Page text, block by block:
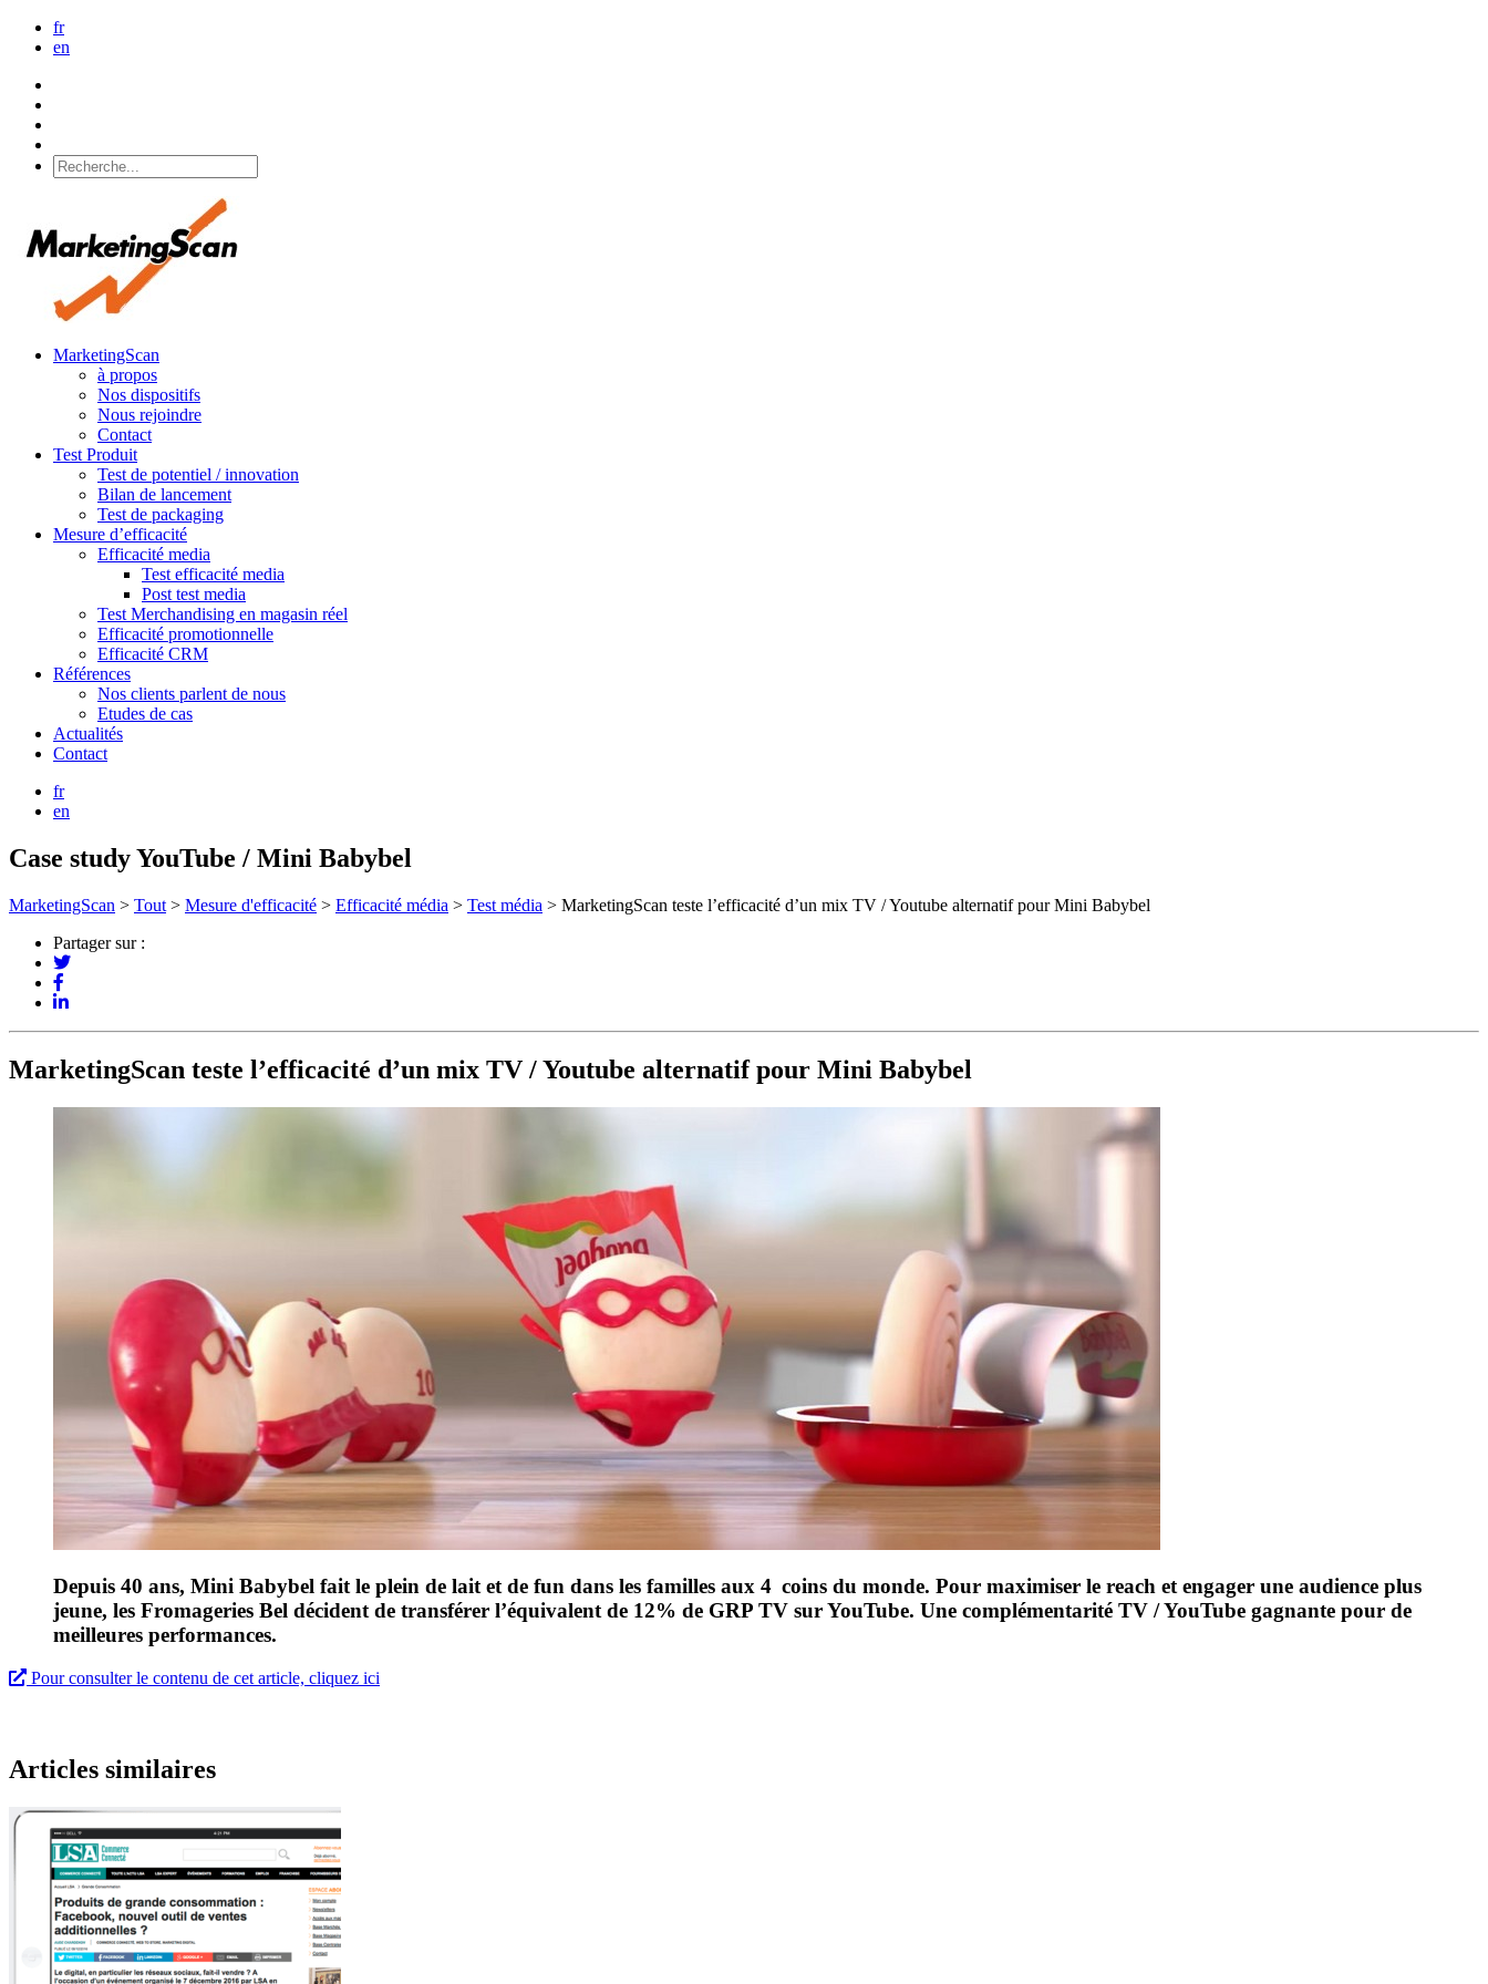
fr
en
MarketingScan
à propos
Nos dispositifs
Nous rejoindre
Contact
Test Produit
Test de potentiel / innovation
Bilan de lancement
Test de packaging
Mesure d’efficacité
Efficacité media
Test efficacité media
Post test media
Test Merchandising en magasin réel
Efficacité promotionnelle
Efficacité CRM
Références
Nos clients parlent de nous
Etudes de cas
Actualités
Contact
fr
en
Case study YouTube / Mini Babybel
MarketingScan > Tout > Mesure d'efficacité > Efficacité média > Test média > MarketingScan teste l’efficacité d’un mix TV / Youtube alternatif pour Mini Babybel
Partager sur :
MarketingScan teste l’efficacité d’un mix TV / Youtube alternatif pour Mini Babybel
Depuis 40 ans, Mini Babybel fait le plein de lait et de fun dans les familles aux 4 coins du monde. Pour maximiser le reach et engager une audience plus
jeune, les Fromageries Bel décident de transférer l’équivalent de 12% de GRP TV sur YouTube. Une complémentarité TV / YouTube gagnante pour de
meilleures performances.
Pour consulter le contenu de cet article, cliquez ici
Articles similaires